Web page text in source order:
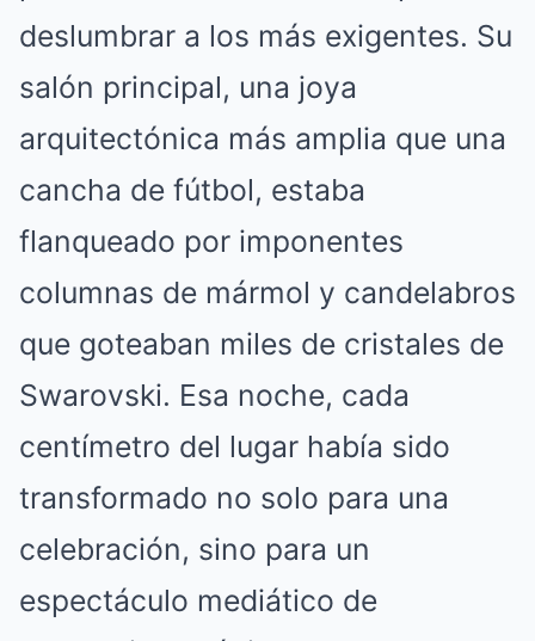
deslumbrar a los más exigentes. Su
salón principal, una joya
arquitectónica más amplia que una
cancha de fútbol, estaba
flanqueado por imponentes
columnas de mármol y candelabros
que goteaban miles de cristales de
Swarovski. Esa noche, cada
centímetro del lugar había sido
transformado no solo para una
celebración, sino para un
espectáculo mediático de